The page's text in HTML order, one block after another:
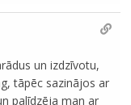
un izdzīvotu,
tāpēc sazinājos ar
palīdzēja man ar